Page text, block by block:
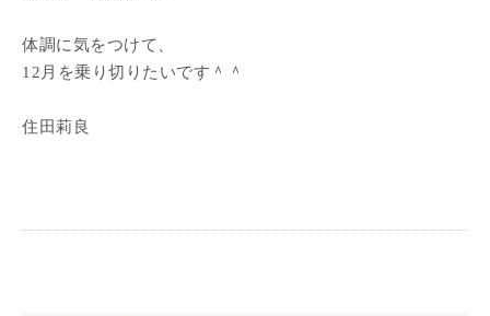
体調に気をつけて、
12月を乗り切りたいです＾＾
住田莉良